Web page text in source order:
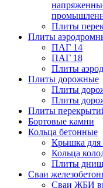
Плиты
Плиты
ПАГ 14
ПАГ 18
Плиты
Плиты дорожные
Плиты
Плиты
Плиты
Бортовые камни
Кольца бетонные
Крышка для
Кольца
Плиты днищ
Сваи
Сваи ЖБИ